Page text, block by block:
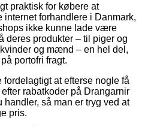
praktisk for købere at
forhandlere i Danmark,
ikke kunne lade være
deres produkter – til piger og
og mænd – en hel del,
portofri fragt.
at efterse nogle få
rabatkoder på Drangarnir
så man er tryg ved at
pris.